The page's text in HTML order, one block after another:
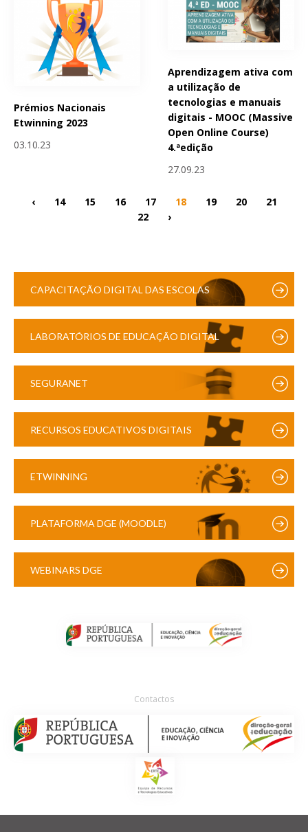
Prémios Nacionais
Etwinning 2023
03.10.23
Aprendizagem ativa com
a utilização de
tecnologias e manuais
digitais - MOOC (Massive
Open Online Course)
4.ªedição
27.09.23
‹ 14 15 16 17 18 19 20
21
22
›
CAPACITAÇÃO DIGITAL DAS ESCOLAS
LABORATÓRIOS DE EDUCAÇÃO DIGITAL
SEGURANET
RECURSOS EDUCATIVOS DIGITAIS
ETWINNING
PLATAFORMA DGE (MOODLE)
WEBINARS DGE
Contactos